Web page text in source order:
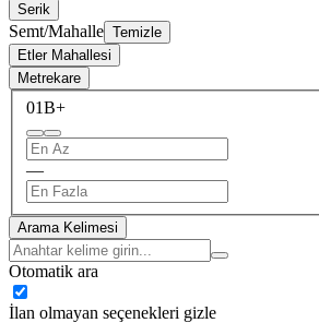
Serik
Semt/Mahalle Temizle
Etler Mahallesi
Metrekare
01B+
—
Arama Kelimesi
Otomatik ara
İlan olmayan seçenekleri gizle